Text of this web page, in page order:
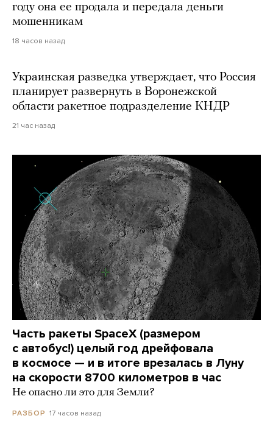
году она ее продала и передала деньги
мошенникам
18 часов назад
Украинская разведка утверждает, что Россия
планирует развернуть в Воронежской
области ракетное подразделение КНДР
21 час назад
Часть ракеты SpaceX (размером
с автобус!) целый год дрейфовала
в космосе — и в итоге врезалась в Луну
на скорости 8700 километров в час
Не опасно ли это для Земли?
РАЗБОР 17 часов назад